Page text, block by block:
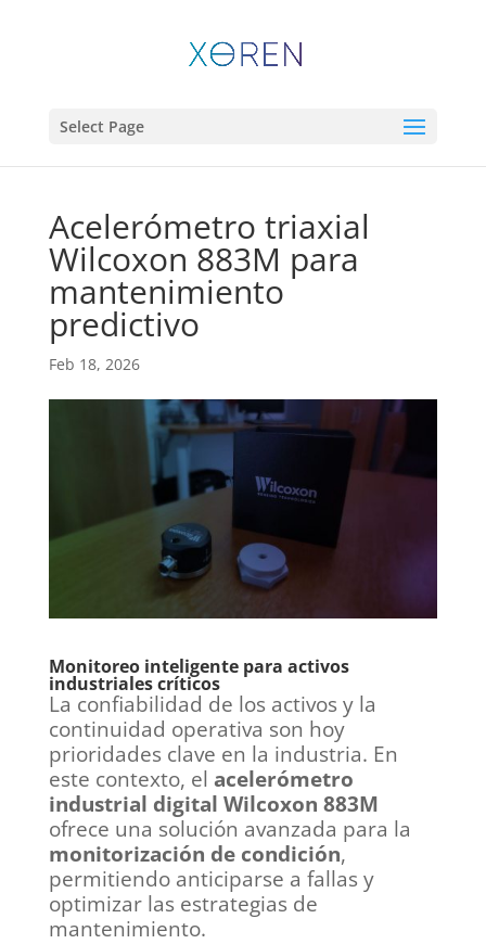
Select Page
Acelerómetro triaxial
Wilcoxon 883M para
mantenimiento
predictivo
Feb 18, 2026
Monitoreo inteligente para activos
industriales críticos
La confiabilidad de los activos y la
continuidad operativa son hoy
prioridades clave en la industria. En
este contexto, el acelerómetro
industrial digital Wilcoxon 883M
ofrece una solución avanzada para la
monitorización de condición,
permitiendo anticiparse a fallas y
optimizar las estrategias de
mantenimiento.